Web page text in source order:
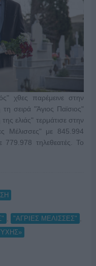
χθες παρέμεινε στην
σειρά "Άγιος Παϊσιος"
ελιάς" τερμάτισε στην
Μέλισσες" με 845.994
779.978 τηλεθεατές. Το
"ΑΓΡΙΕΣ ΜΕΛΙΣΣΕΣ"